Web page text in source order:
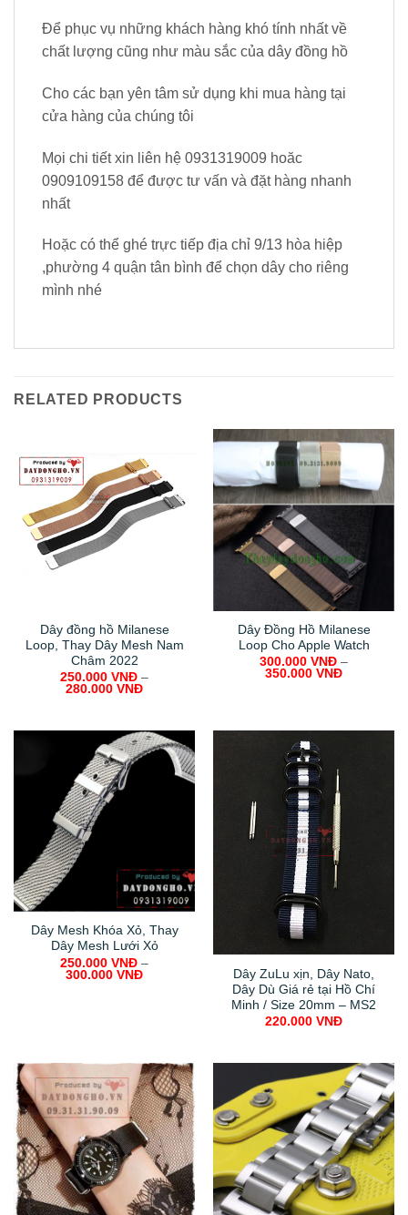
Để phục vụ những khách hàng khó tính nhất về
chất lượng cũng như màu sắc của dây đồng hồ
Cho các bạn yên tâm sử dụng khi mua hàng tại
cửa hàng của chúng tôi
Mọi chi tiết xin liên hệ 0931319009 hoăc
0909109158 để được tư vấn và đặt hàng nhanh
nhất
Hoặc có thể ghé trực tiếp địa chỉ 9/13 hòa hiệp
,phường 4 quận tân bình để chọn dây cho riêng
mình nhé
RELATED PRODUCTS
Dây đồng hồ Milanese
Loop, Thay Dây Mesh Nam
Châm 2022
250.000 VNĐ –
280.000 VNĐ
Dây Đồng Hồ Milanese
Loop Cho Apple Watch
300.000 VNĐ –
350.000 VNĐ
Dây Mesh Khóa Xỏ, Thay
Dây Mesh Lưới Xỏ
250.000 VNĐ –
300.000 VNĐ
Dây ZuLu xịn, Dây Nato,
Dây Dù Giá rẻ tại Hồ Chí
Minh / Size 20mm – MS2
220.000 VNĐ